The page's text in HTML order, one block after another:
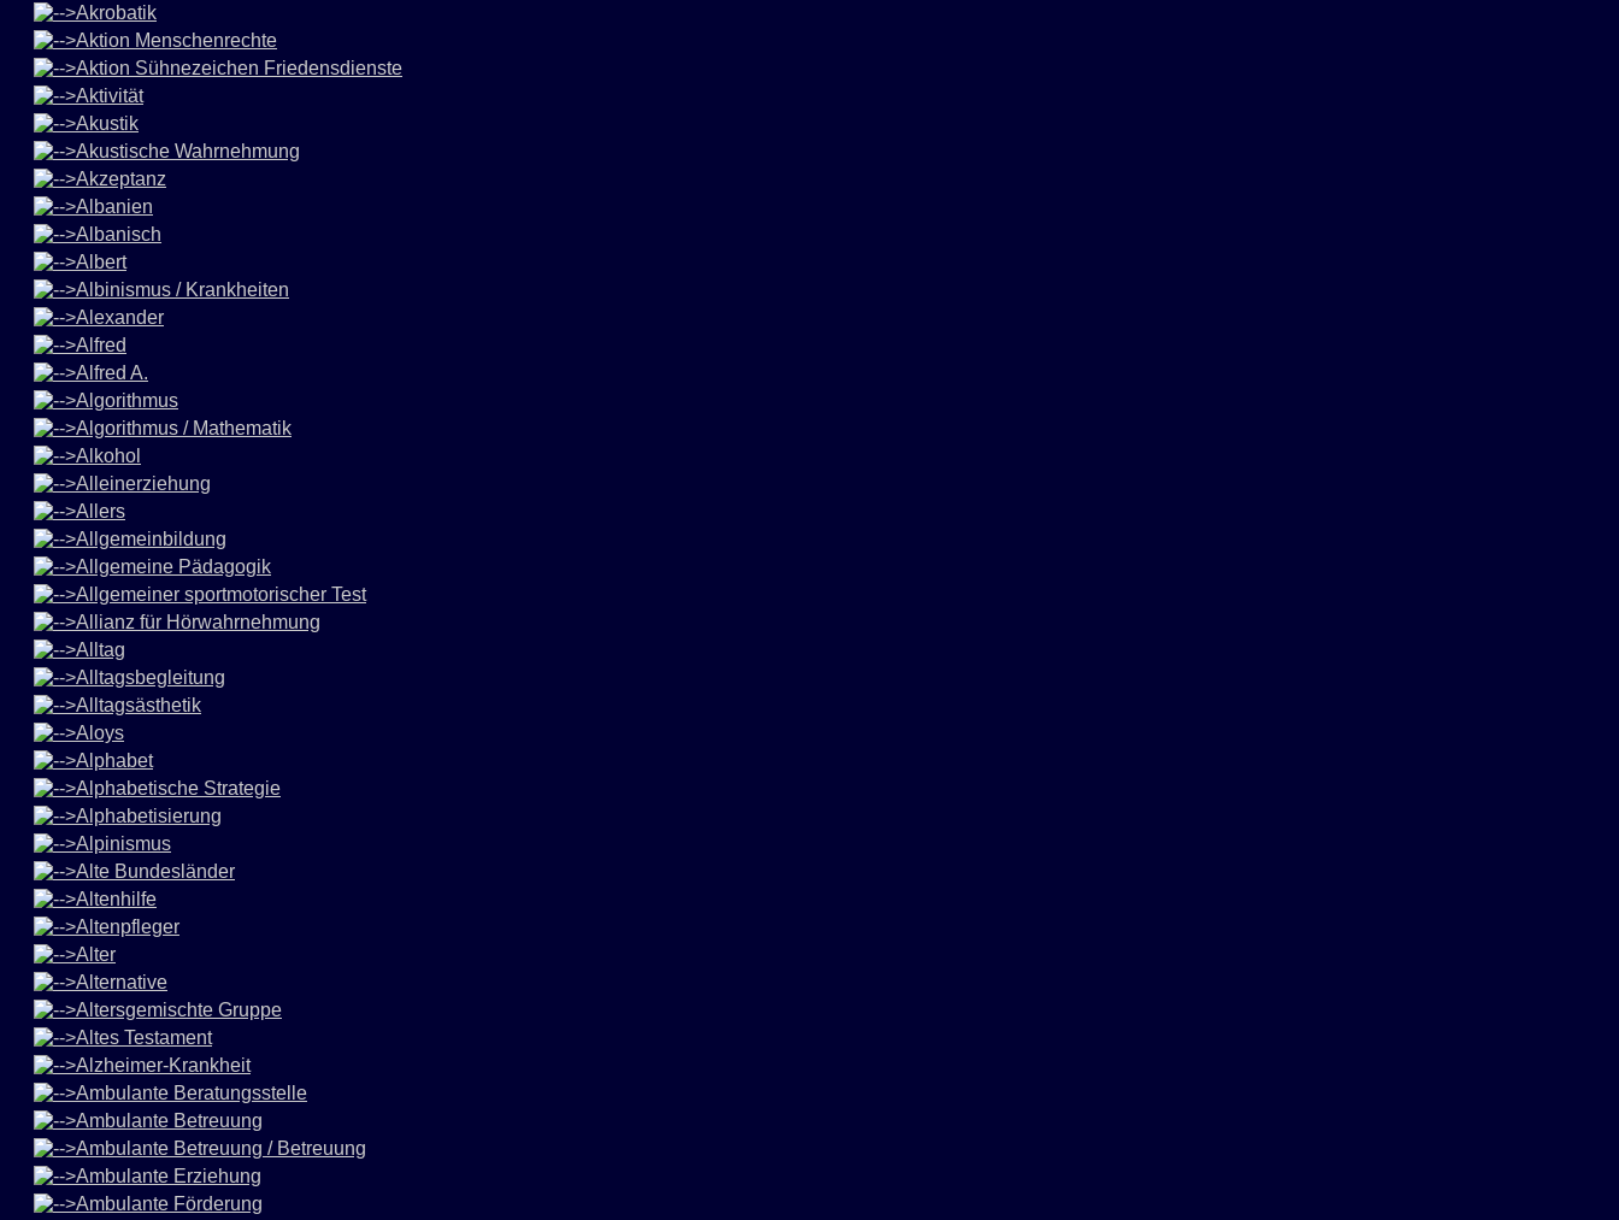
Akrobatik
Aktion Menschenrechte
Aktion Sühnezeichen Friedensdienste
Aktivität
Akustik
Akustische Wahrnehmung
Akzeptanz
Albanien
Albanisch
Albert
Albinismus / Krankheiten
Alexander
Alfred
Alfred A.
Algorithmus
Algorithmus / Mathematik
Alkohol
Alleinerziehung
Allers
Allgemeinbildung
Allgemeine Pädagogik
Allgemeiner sportmotorischer Test
Allianz für Hörwahrnehmung
Alltag
Alltagsbegleitung
Alltagsästhetik
Aloys
Alphabet
Alphabetische Strategie
Alphabetisierung
Alpinismus
Alte Bundesländer
Altenhilfe
Altenpfleger
Alter
Alternative
Altersgemischte Gruppe
Altes Testament
Alzheimer-Krankheit
Ambulante Beratungsstelle
Ambulante Betreuung
Ambulante Betreuung / Betreuung
Ambulante Erziehung
Ambulante Förderung